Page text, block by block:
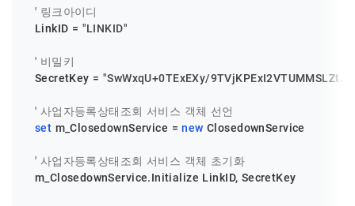
' 링크아이디
  LinkID =
"LINKID"
' 비밀키
  SecretKey =
"SwWxqU+0TExEXy/
' 사업자등록상태조회 서비스 객체 선언
set m_ClosedownService = new ClosedownService
' 사업자등록상태조회 서비스 객체 초기화
  m_ClosedownService.Initialize LinkID, SecretKey